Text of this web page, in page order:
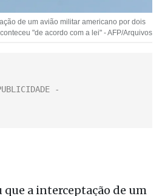
de um avião militar americano por dois
"de acordo com a lei" - AFP/Arquivos
a interceptação de um